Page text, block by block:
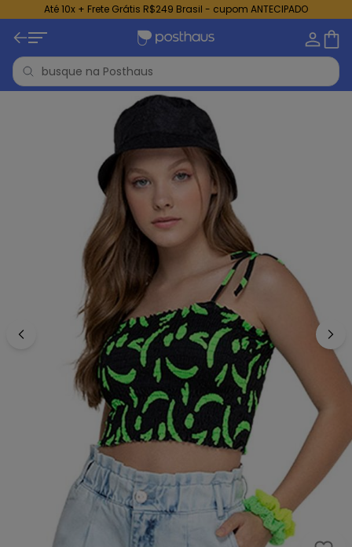
Até 10x + Frete Grátis R$249 Brasil - cupom ANTECIPADO